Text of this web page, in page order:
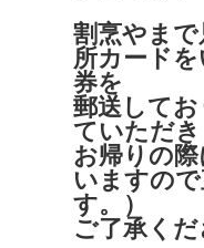
割烹やま
所カード
券を
郵送して
ていただ
お帰りの
いますの
す。）
ご了承く